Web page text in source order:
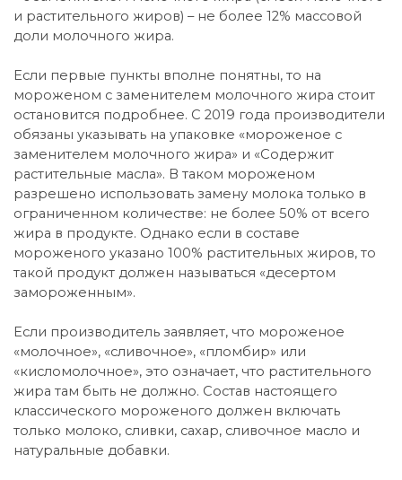
и растительного жиров) – не более 12% массовой
доли молочного жира.
Если первые пункты вполне понятны, то на
мороженом с заменителем молочного жира стоит
остановится подробнее. С 2019 года производители
обязаны указывать на упаковке «мороженое с
заменителем молочного жира» и «Содержит
растительные масла». В таком мороженом
разрешено использовать замену молока только в
ограниченном количестве: не более 50% от всего
жира в продукте. Однако если в составе
мороженого указано 100% растительных жиров, то
такой продукт должен называться «десертом
замороженным».
Если производитель заявляет, что мороженое
«молочное», «сливочное», «пломбир» или
«кисломолочное», это означает, что растительного
жира там быть не должно. Состав настоящего
классического мороженого должен включать
только молоко, сливки, сахар, сливочное масло и
натуральные добавки.